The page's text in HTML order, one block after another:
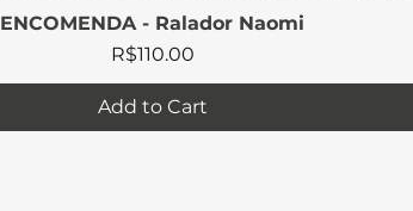
Quick View
ENCOMENDA - Ralador Naomi
Price
R$110.00
Add to Cart